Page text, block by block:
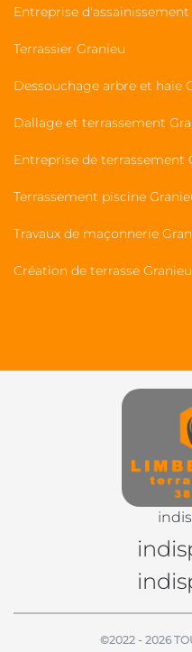
Entreprise d'assainissement
Terrassier Granieu
Dessouchage arbre et haie
Dallage et terrassement
Entreprise de terrassement
Terrassement piscine
Travaux de maçonnerie
Création de terrasse Granieu
©2022 - 2026